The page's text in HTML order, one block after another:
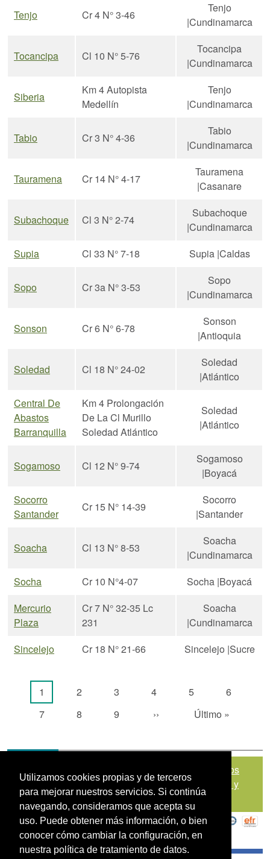
Utilizamos cookies propias y de terceros
para mejorar nuestros servicios. Si continúa
navegando, consideramos que acepta su
uso. Puede obtener más información, o bien
conocer cómo cambiar la configuración, en
nuestra política de tratamiento de datos.
Tenjo Cr 4 N° 3-46
Tenjo
|Cundinamarca
Tocancipa Cl 10 N° 5-76
Tocancipa
|Cundinamarca
Siberia
Km 4 Autopista
Medellín
Tenjo
|Cundinamarca
Tabio Cr 3 N° 4-36
Tabio
|Cundinamarca
Tauramena Cr 14 N° 4-17
Tauramena
|Casanare
Subachoque Cl 3 N° 2-74
Subachoque
|Cundinamarca
Supia
Cl 33 N° 7-18 Supia |Caldas
Sopo Cr 3a N° 3-53
Sopo
|Cundinamarca
Sonson Cr 6 N° 6-78
Sonson
|Antioquia
Soledad Cl 18 N° 24-02
Soledad
|Atlántico
Central De
Abastos
Barranquilla
Km 4 Prolongación
De La Cl Murillo
Soledad Atlántico
Soledad
|Atlántico
Sogamoso Cl 12 N° 9-74
Sogamoso
|Boyacá
Socorro
Santander
Cr 15 N° 14-39
Socorro
|Santander
Soacha Cl 13 N° 8-53
Soacha
|Cundinamarca
Socha
Cr 10 N°4-07
Socha |Boyacá
Mercurio
Plaza
Cr 7 N° 32-35 Lc
231
Soacha
|Cundinamarca
Sincelejo
Cr 18 N° 21-66 Sincelejo |Sucre
PaginaciónPágina actual
1 Página
2 Página
3 Página
4 Página
5 Página
6
Página
7 Página
8 Página
9 Siguiente página
›› Última página
Último »
Política de Tratamiento de Datos
Personales|Políticas de Seguridad, Términos y
Condiciones de Uso